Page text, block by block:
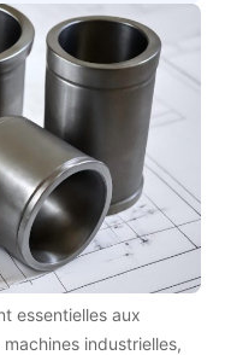
essentielles aux
industrielles,